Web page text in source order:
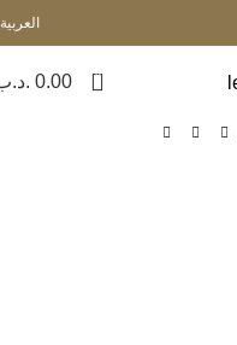
العربية
0
0.00